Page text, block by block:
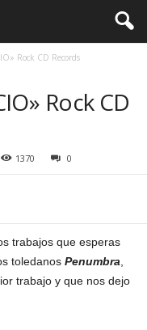
Rock CD Records
Rock CD
1370 0
trabajos que esperas
toledanos Penumbra
trabajo y que nos dejo